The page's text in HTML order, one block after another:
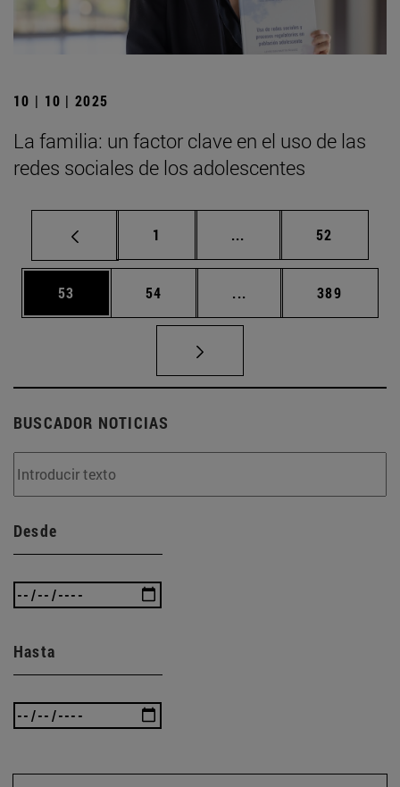
10 | 10 | 2025
La familia: un factor clave en el uso de las
redes sociales de los adolescentes
Página
1 ... Páginas intermedias
Página
52
Página
53 Página
54 ... Páginas intermedias
Página
389
BUSCADOR NOTICIAS
Desde
Hasta